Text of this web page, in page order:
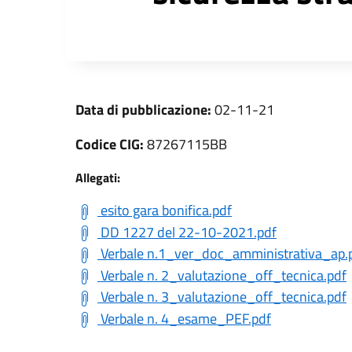
Data di pubblicazione:02-11-21
Codice CIG:87267115BB
Allegati:
esito gara bonifica.pdf
DD 1227 del 22-10-2021.pdf
Verbale
Verbale n. 2_valutazione_off_tecnica.pdf
Verbale n. 3_valutazione_off_tecnica.pdf
Verbale n. 4_esame_PEF.pdf